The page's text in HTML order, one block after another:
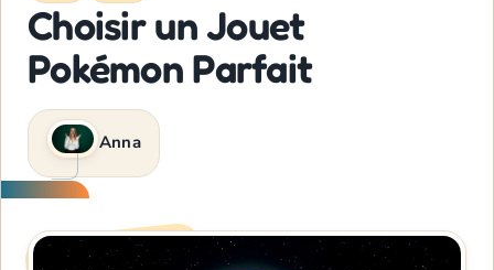
Choisir un Jouet
Pokémon Parfait
Anna